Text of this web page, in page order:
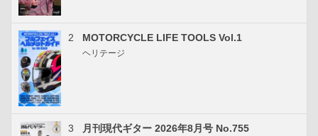
2 MOTORCYCLE LIFE TOOLS Vol.1
ヘリテージ
3 月刊現代ギター 2026年8月号 No.755